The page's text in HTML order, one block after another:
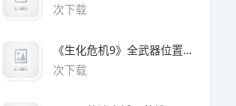
次下载
《生化危机9》全武器位置及解锁方法
次下载